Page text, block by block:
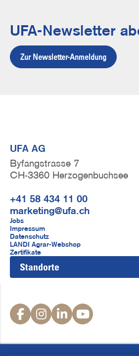
UFA-Newsletter
Zur Newsletter-Anmeldung
UFA AG
Byfangstrasse 7
CH-3360 Herzogenbuchsee
+41 58 434 11 00
marketing@ufa.ch
F
u
ß
z
i
l
Jobs
Impressum
Datenschutz
LANDI Agrar-Webshop
Zertifikate
Standorte
S
o
c